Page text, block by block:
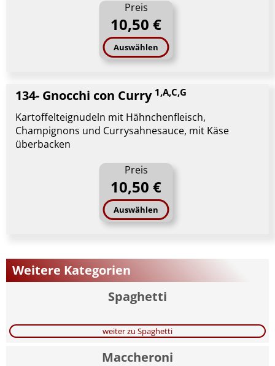
Preis
10,50 €
Auswählen
134- Gnocchi con Curry 1,A,C,G
Kartoffelteignudeln mit Hähnchenfleisch,
Champignons und Currysahnesauce, mit Käse
überbacken
Preis
10,50 €
Auswählen
Weitere Kategorien
Spaghetti
weiter zu Spaghetti
Maccheroni